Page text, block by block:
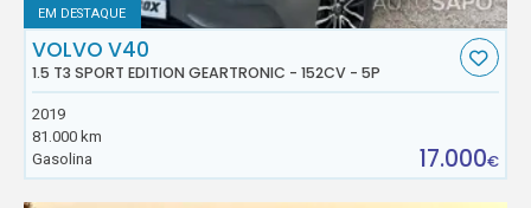
EM DESTAQUE
VOLVO V40
1.5 T3 SPORT EDITION GEARTRONIC - 152CV - 5P
2019
81.000 km
Gasolina
17.000€